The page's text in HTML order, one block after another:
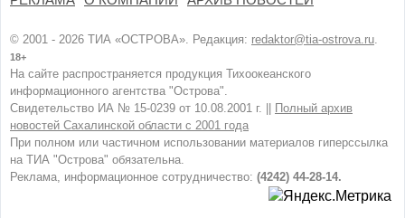
© 2001 - 2026 ТИА «ОСТРОВА». Редакция: redaktor@tia-ostrova.ru.
18+
На сайте распространяется продукция Тихоокеанского
информационного агентства "Острова".
Свидетельство ИА № 15-0239 от 10.08.2001 г. ||
Полный архив
новостей Сахалинской области с 2001 года
При полном или частичном использовании материалов гиперссылка
на ТИА "Острова" обязательна.
Реклама, информационное сотрудничество: (4242) 44-28-14.